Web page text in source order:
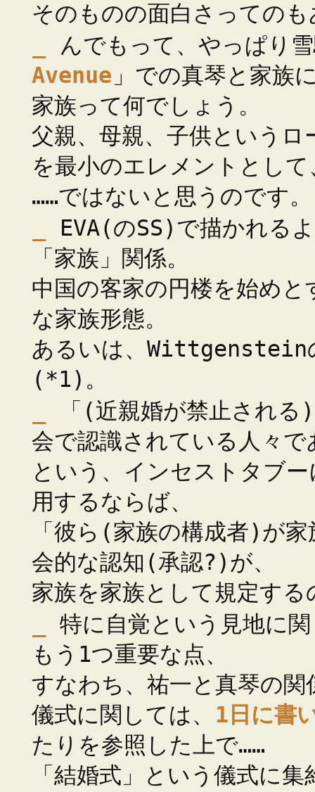
そのものの面白さっての
んでもって、やっぱり
Avenue 」での真琴と家族
家族って何でしょう。
父親、母親、子供という
を最小のエレメントとし
……ではないと思うのです。
EVA(のSS)で描かれる
「家族」関係。
中国の客家の円楼を始め
な家族形態。
あるいは、Wittgenstein
(*1)。
「(近親婚が禁止される
会で認識されている人々で
という、インセストタブ
用するならば、
「彼ら(家族の構成者)が
会的な認知(承認?)が、
家族を家族として規定す
特に自覚という見地に
もう1つ重要な点、
すなわち、祐一と真琴の関
儀式に関しては、
1日に書
たりを参照した上で……
「結婚式」という儀式に